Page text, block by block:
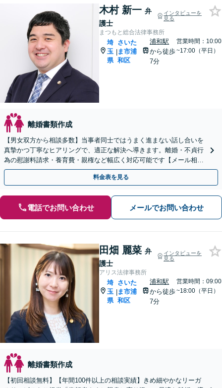
木村 新一 弁
護士
インタビューを
見る
まつもと総合法律事務所
埼
玉
県
|
さいた
ま市浦
和区
浦和駅
から徒歩
7分
営業時間：10:00
~17:00（平日）
離婚書類作成
【男女双方から相談多数】当事者同士ではうまく進まない話し合いを
真摯かつ丁寧なヒアリングで、適正な解決へ導きます。離婚・不貞行
為の慰謝料請求・養育費・親権など幅広く対応可能です【メール相談
可】【初回相談無料】
料金表を見る
電話でお問い合わせ メールでお問い合わせ
田畑 麗菜 弁
護士
インタビューを
見る
アリス法律事務所
埼
玉
県
|
さいた
ま市浦
和区
浦和駅
から徒歩
7分
営業時間：09:00
~18:00（平日）
離婚書類作成
【初回相談無料】【年間100件以上の相談実績】きめ細やかなリーガ